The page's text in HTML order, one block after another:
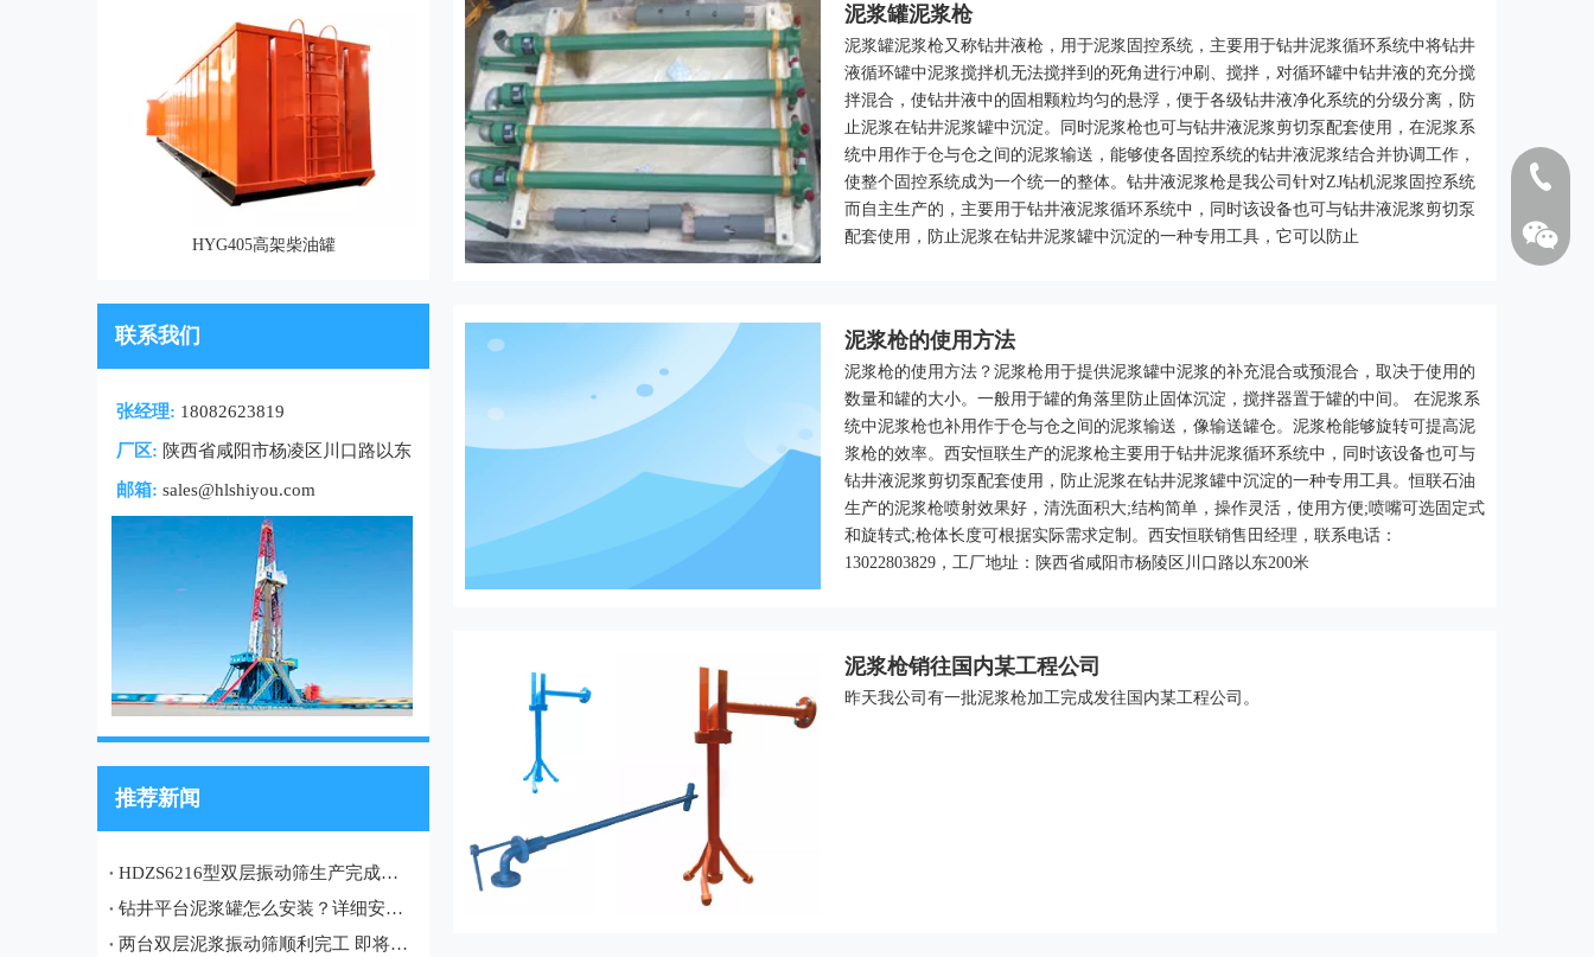
HYG405高架柴油罐
石油野营房 杠杆式海底阀
联系我们
张经理: 18082623819
厂区: 陕西省咸阳市杨凌区川口路以东
邮箱: sales@hlshiyou.com
推荐新闻
HDZS6216型双层振动筛生产完成，即将发往土库曼斯坦油田项目
钻井平台泥浆罐怎么安装？详细安装流程、注意事项及现场案例
两台双层泥浆振动筛顺利完工 即将发往哈萨克斯坦油田项目
泥浆罐泥浆枪
泥浆罐泥浆枪又称钻井液枪，用于泥浆固控系统，主要用于钻井泥浆循环系统中将钻井
液循环罐中泥浆搅拌机无法搅拌到的死角进行冲刷、搅拌，对循环罐中钻井液的充分搅
拌混合，使钻井液中的固相颗粒均匀的悬浮，便于各级钻井液净化系统的分级分离，防
止泥浆在钻井泥浆罐中沉淀。同时泥浆枪也可与钻井液泥浆剪切泵配套使用，在泥浆系
统中用作于仓与仓之间的泥浆输送，能够使各固控系统的钻井液泥浆结合并协调工作，
使整个固控系统成为一个统一的整体。钻井液泥浆枪是我公司针对ZJ钻机泥浆固控系统
而自主生产的，主要用于钻井液泥浆循环系统中，同时该设备也可与钻井液泥浆剪切泵
配套使用，防止泥浆在钻井泥浆罐中沉淀的一种专用工具，它可以防止
泥浆枪的使用方法
泥浆枪的使用方法？泥浆枪用于提供泥浆罐中泥浆的补充混合或预混合，取决于使用的
数量和罐的大小。一般用于罐的角落里防止固体沉淀，搅拌器置于罐的中间。 在泥浆系
统中泥浆枪也补用作于仓与仓之间的泥浆输送，像输送罐仓。泥浆枪能够旋转可提高泥
浆枪的效率。西安恒联生产的泥浆枪主要用于钻井泥浆循环系统中，同时该设备也可与
钻井液泥浆剪切泵配套使用，防止泥浆在钻井泥浆罐中沉淀的一种专用工具。恒联石油
生产的泥浆枪喷射效果好，清洗面积大;结构简单，操作灵活，使用方便;喷嘴可选固定式
和旋转式;枪体长度可根据实际需求定制。西安恒联销售田经理，联系电话：
13022803829，工厂地址：陕西省咸阳市杨陵区川口路以东200米
泥浆枪销往国内某工程公司
昨天我公司有一批泥浆枪加工完成发往国内某工程公司。